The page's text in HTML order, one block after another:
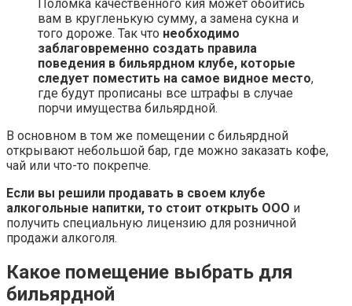
Поломка качественного кия может обойтись
вам в кругленькую сумму, а замена сукна и
того дороже. Так что необходимо
заблаговременно создать правила
поведения в бильярдном клубе, которые
следует поместить на самое видное место,
где будут прописаны все штрафы в случае
порчи имущества бильярдной.
В основном в том же помещении с бильярдной
открывают небольшой бар, где можно заказать кофе,
чай или что-то покрепче.
Если вы решили продавать в своем клубе
алкогольные напитки, то стоит открыть ООО и
получить специальную лицензию для розничной
продажи алкоголя.
Какое помещение выбрать для
бильярдной